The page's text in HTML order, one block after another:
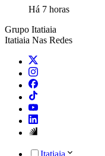
Há 7 horas
Grupo Itatiaia
Itatiaia Nas Redes
Itatiaia